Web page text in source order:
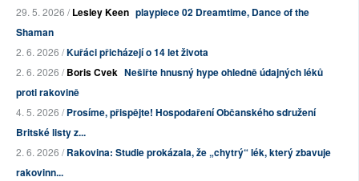
29. 5. 2026 /Lesley Keen playpiece 02 Dreamtime, Dance of the
Shaman
2. 6. 2026 /Kuřáci přicházejí o 14 let života
2. 6. 2026 /Boris Cvek Nešiřte hnusný hype ohledně údajných léků
proti rakovině
4. 5. 2026 /Prosíme, přispějte! Hospodaření Občanského sdružení
Britské listy z...
2. 6. 2026 /Rakovina: Studie prokázala, že „chytrý“ lék, který zbavuje
rakovinn...